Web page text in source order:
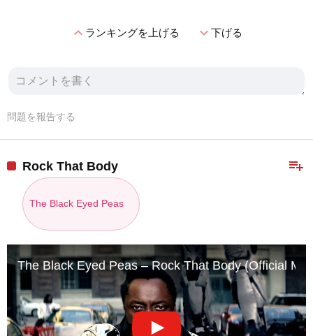
expand_lessランキングを上げる expand_more下げる
問題を報告する
playlist_add
Rock That Body
The Black Eyed Peas
The Black Eyed Peas – Rock That Body (Official